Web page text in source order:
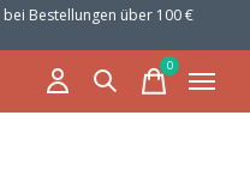
bei Bestellungen über 100 €
0items